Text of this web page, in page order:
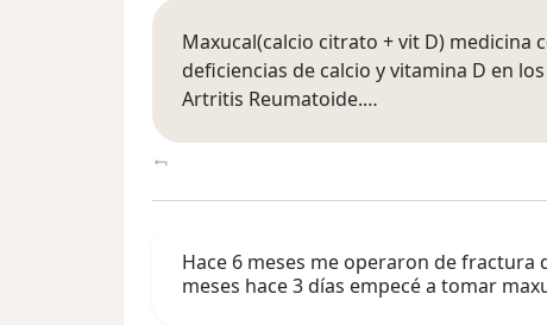
Maxucal(calcio citrato + vit D)
deficiencias de calcio y vitamina D en
Artritis Reumatoide.…
Hace 6 meses me operaron de
meses hace 3 días empecé a tomar